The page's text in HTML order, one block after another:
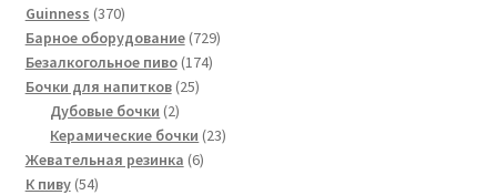
Guinness 370370
товаров
Барное оборудование 729729
Безалкогольное пиво 174174
Бочки для напитков 2525
Дубовые бочки 22
товара
Керамические бочки 2323
Жевательная резинка 66
К пиву 5454